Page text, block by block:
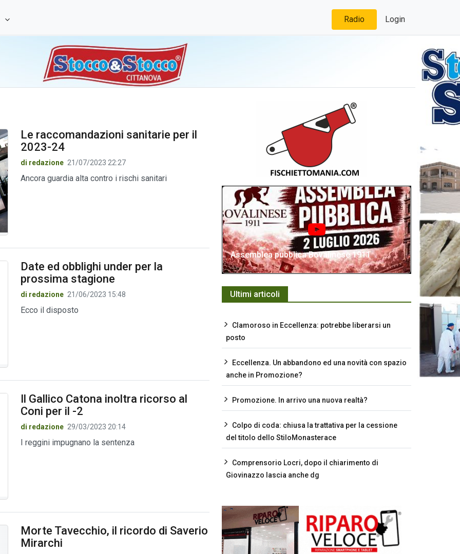
Radio Login
Le raccomandazioni sanitarie per il
2023-24
di redazione 21/07/2023 22:27
Ancora guardia alta contro i rischi sanitari
Date ed obblighi under per la
prossima stagione
di redazione 21/06/2023 15:48
Ecco il disposto
Il Gallico Catona inoltra ricorso al
Coni per il -2
di redazione 29/03/2023 20:14
I reggini impugnano la sentenza
Morte Tavecchio, il ricordo di Saverio
Mirarchi
Assemblea pubblica Bovalinese 1911
Ultimi articoli
Clamoroso in Eccellenza: potrebbe liberarsi un
posto
Eccellenza. Un abbandono ed una novità con spazio
anche in Promozione?
Promozione. In arrivo una nuova realtà?
Colpo di coda: chiusa la trattativa per la cessione
del titolo dello StiloMonasterace
Comprensorio Locri, dopo il chiarimento di
Giovinazzo lascia anche dg